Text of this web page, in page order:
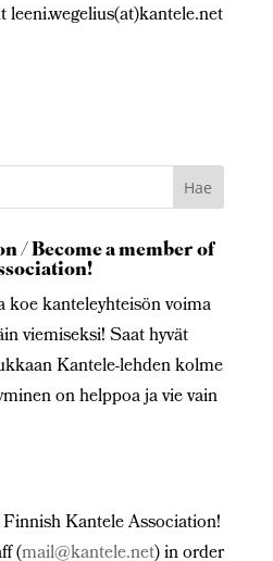
Become a member of
kanteleyhteisön voima
viemiseksi! Saat hyvät
Kantele-lehden kolme
on helppoa ja vie vain
Kantele Association!
(mail@kantele.net) in order